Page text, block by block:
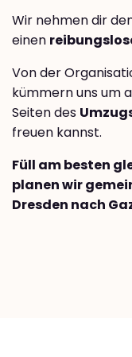
Wir nehmen dir
einen
Von der
kümmern uns um
Seiten des
freuen kannst.
Füll am besten
planen wir
Dresden nach